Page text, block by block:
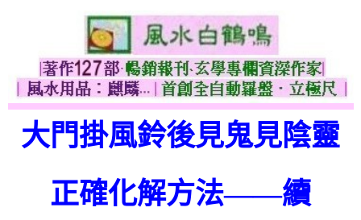
大門掛風鈴後見鬼見陰靈
正確化解方法——續